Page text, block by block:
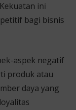
ini
bagi bisnis
aspek negatif
produk atau
daya yang